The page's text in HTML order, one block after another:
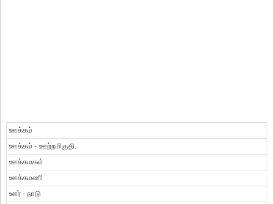
ஊக்கம்
ஊக்கம் - ஊற்றமிகுதி.
ஊக்கமகள்
ஊக்கமணி
ஊர் - நாடு